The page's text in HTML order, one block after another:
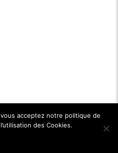
acceptez notre politique de
des Cookies.